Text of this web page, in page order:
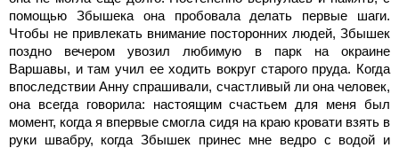
помощью Збышека она пробовала делать первые шаги.
Чтобы не привлекать внимание посторонних людей, Збышек
поздно вечером увозил любимую в парк на окраине
Варшавы, и там учил ее ходить вокруг старого пруда. Когда
впоследствии Анну спрашивали, счастливый ли она человек,
она всегда говорила: настоящим счастьем для меня был
момент, когда я впервые смогла сидя на краю кровати взять в
руки швабру, когда Збышек принес мне ведро с водой и